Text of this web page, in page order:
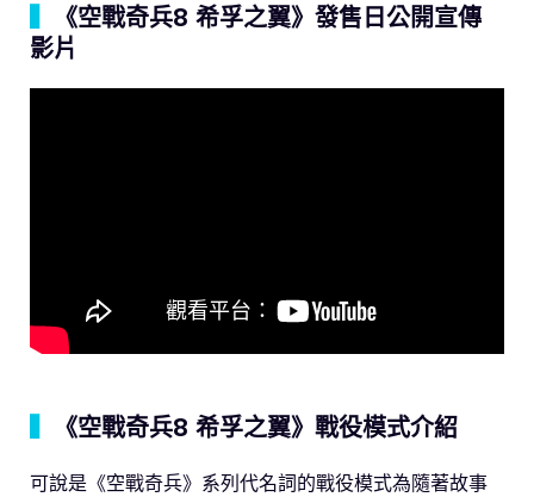
《空戰奇兵8 希孚之翼》發售日公開宣傳
影片
《空戰奇兵8 希孚之翼》戰役模式介紹
可說是《空戰奇兵》系列代名詞的戰役模式為隨著故事